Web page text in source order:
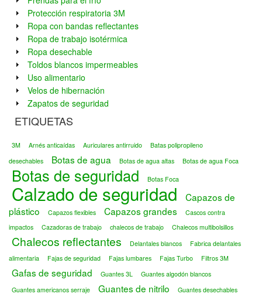
Protección respiratoria 3M
Ropa con bandas reflectantes
Ropa de trabajo isotérmica
Ropa desechable
Toldos blancos impermeables
Uso alimentario
Velos de hibernación
Zapatos de seguridad
ETIQUETAS
3M Arnés anticaídas Auriculares antirruido
Batas polipropileno
desechables
Botas de agua Botas de agua altas Botas de agua Foca
Botas de seguridad Botas Foca
Calzado de seguridad
Capazos de
plástico
Capazos flexibles Capazos grandes
Cascos contra
impactos
Cazadoras de trabajo chalecos de trabajo Chalecos multibolsillos
Chalecos reflectantes Delantales blancos
Fabrica delantales
alimentaria
Fajas de seguridad Fajas lumbares Fajas Turbo Filtros 3M
Gafas de seguridad Guantes 3L
Guantes algodón blancos
Guantes americanos serraje
Guantes de nitrilo
Guantes desechables